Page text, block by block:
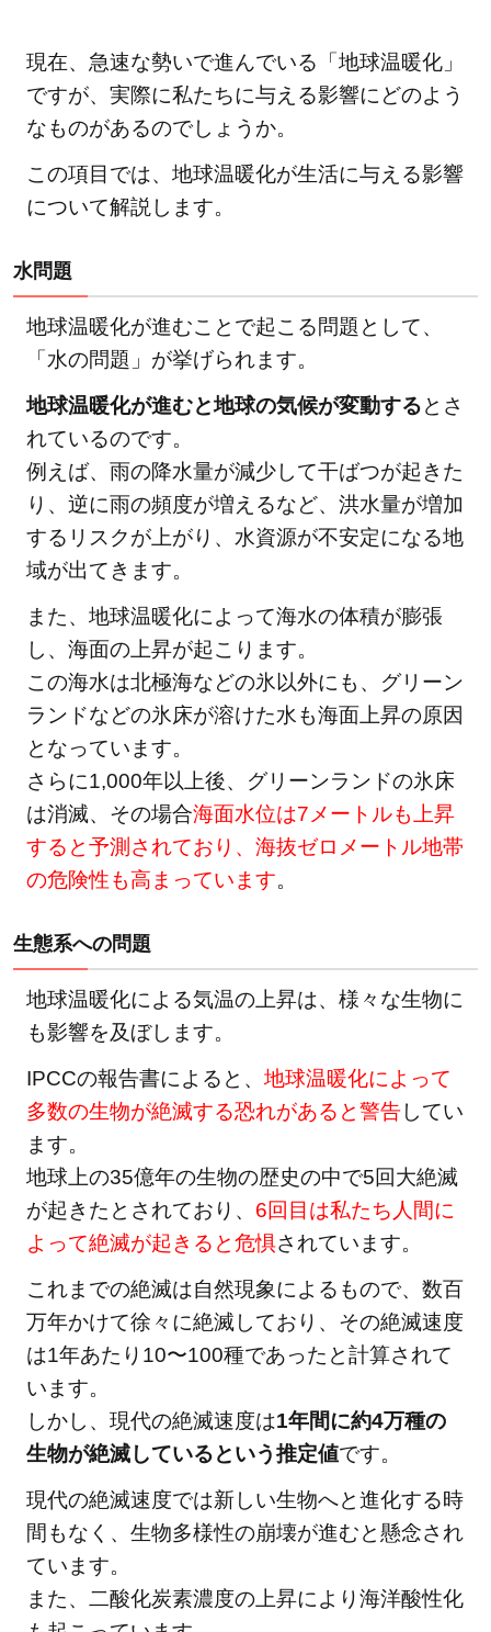
現在、急速な勢いで進んでいる「地球温暖化」
ですが、実際に私たちに与える影響にどのよう
なものがあるのでしょうか。
この項目では、地球温暖化が生活に与える影響
について解説します。
水問題
地球温暖化が進むことで起こる問題として、
「水の問題」が挙げられます。
地球温暖化が進むと地球の気候が変動するとさ
れているのです。
例えば、雨の降水量が減少して干ばつが起きた
り、逆に雨の頻度が増えるなど、洪水量が増加
するリスクが上がり、水資源が不安定になる地
域が出てきます。
また、地球温暖化によって海水の体積が膨張
し、海面の上昇が起こります。
この海水は北極海などの氷以外にも、グリーン
ランドなどの氷床が溶けた水も海面上昇の原因
となっています。
さらに1,000年以上後、グリーンランドの氷床
は消滅、その場合海面水位は7メートルも上昇
すると予測されており、海抜ゼロメートル地帯
の危険性も高まっています。
生態系への問題
地球温暖化による気温の上昇は、様々な生物に
も影響を及ぼします。
IPCCの報告書によると、 地球温暖化によって
多数の生物が絶滅する恐れがあると警告してい
ます。
地球上の35億年の生物の歴史の中で5回大絶滅
が起きたとされており、 6回目は私たち人間に
よって絶滅が起きると危惧されています。
これまでの絶滅は自然現象によるもので、数百
万年かけて徐々に絶滅しており、その絶滅速度
は1年あたり10〜100種であったと計算されて
います。
しかし、現代の絶滅速度は1年間に約4万種の
生物が絶滅しているという推定値です。
現代の絶滅速度では新しい生物へと進化する時
間もなく、生物多様性の崩壊が進むと懸念され
ています。
また、二酸化炭素濃度の上昇により海洋酸性化